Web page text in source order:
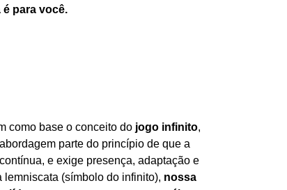
é para você.
como base o conceito do jogo infinito,
parte do princípio de que a
e exige presença, adaptação e
(símbolo do infinito), nossa